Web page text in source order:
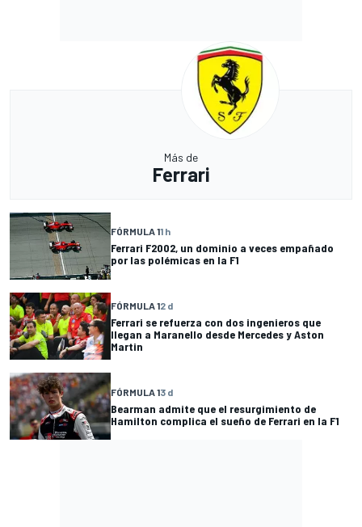
Más de
Ferrari
FÓRMULA 11 h
Ferrari F2002, un dominio a veces empañado
por las polémicas en la F1
FÓRMULA 12 d
Ferrari se refuerza con dos ingenieros que
llegan a Maranello desde Mercedes y Aston
Martin
FÓRMULA 13 d
Bearman admite que el resurgimiento de
Hamilton complica el sueño de Ferrari en la F1